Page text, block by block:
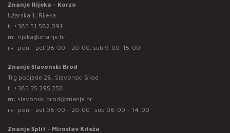
Znanje Rijeka - Korzo
Užarska 1, Rijeka
t: +385 51 582 091
m: rijeka@znanje.hr
rv: pon - pet 08:00 - 20:00; sub 9:00-15:00
Znanje Slavonski Brod
Trg pobjede 28, Slavonski Brod
t: +385 35 295 258
m: slavonski.brod@znanje.hr
rv: pon - pet 08:00 - 20:00 ; sub 08:00 – 14:00
Znanje Split - Miroslav Krleža